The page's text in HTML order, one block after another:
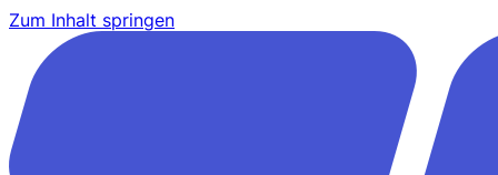
Zum Inhalt springen